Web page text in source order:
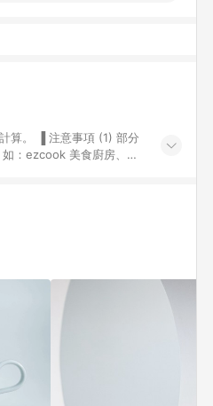
：ezcook 美食廚房、樂
準。 (6) 導購訂
市場網站公告為準。